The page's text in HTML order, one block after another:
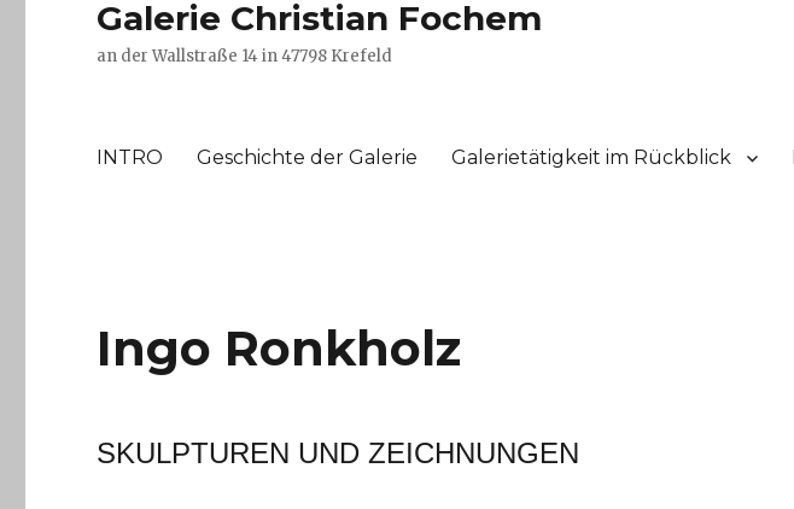
Galerie Christian Fochem
an der Wallstraße 14 in 47798 Krefeld
INTRO Geschichte der Galerie Galerietätigkeit im Rückblick
Ingo Ronkholz
SKULPTUREN UND ZEICHNUNGEN